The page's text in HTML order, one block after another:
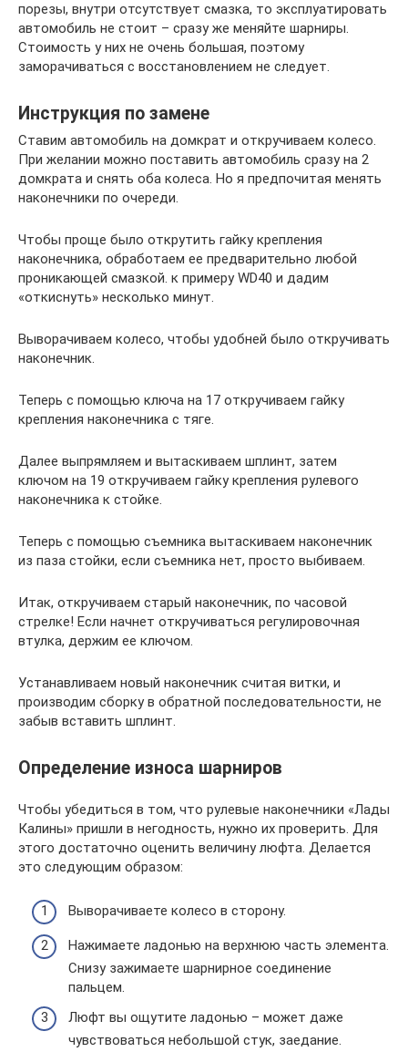
порезы, внутри отсутствует смазка, то эксплуатировать
автомобиль не стоит – сразу же меняйте шарниры.
Стоимость у них не очень большая, поэтому
заморачиваться с восстановлением не следует.
Инструкция по замене
Ставим автомобиль на домкрат и откручиваем колесо.
При желании можно поставить автомобиль сразу на 2
домкрата и снять оба колеса. Но я предпочитая менять
наконечники по очереди.
Чтобы проще было открутить гайку крепления
наконечника, обработаем ее предварительно любой
проникающей смазкой. к примеру WD40 и дадим
«откиснуть» несколько минут.
Выворачиваем колесо, чтобы удобней было откручивать
наконечник.
Теперь с помощью ключа на 17 откручиваем гайку
крепления наконечника с тяге.
Далее выпрямляем и вытаскиваем шплинт, затем
ключом на 19 откручиваем гайку крепления рулевого
наконечника к стойке.
Теперь с помощью съемника вытаскиваем наконечник
из паза стойки, если съемника нет, просто выбиваем.
Итак, откручиваем старый наконечник, по часовой
стрелке! Если начнет откручиваться регулировочная
втулка, держим ее ключом.
Устанавливаем новый наконечник считая витки, и
производим сборку в обратной последовательности, не
забыв вставить шплинт.
Определение износа шарниров
Чтобы убедиться в том, что рулевые наконечники «Лады
Калины» пришли в негодность, нужно их проверить. Для
этого достаточно оценить величину люфта. Делается
это следующим образом:
Выворачиваете колесо в сторону.
Нажимаете ладонью на верхнюю часть элемента.
Снизу зажимаете шарнирное соединение
пальцем.
Люфт вы ощутите ладонью – может даже
чувствоваться небольшой стук, заедание.